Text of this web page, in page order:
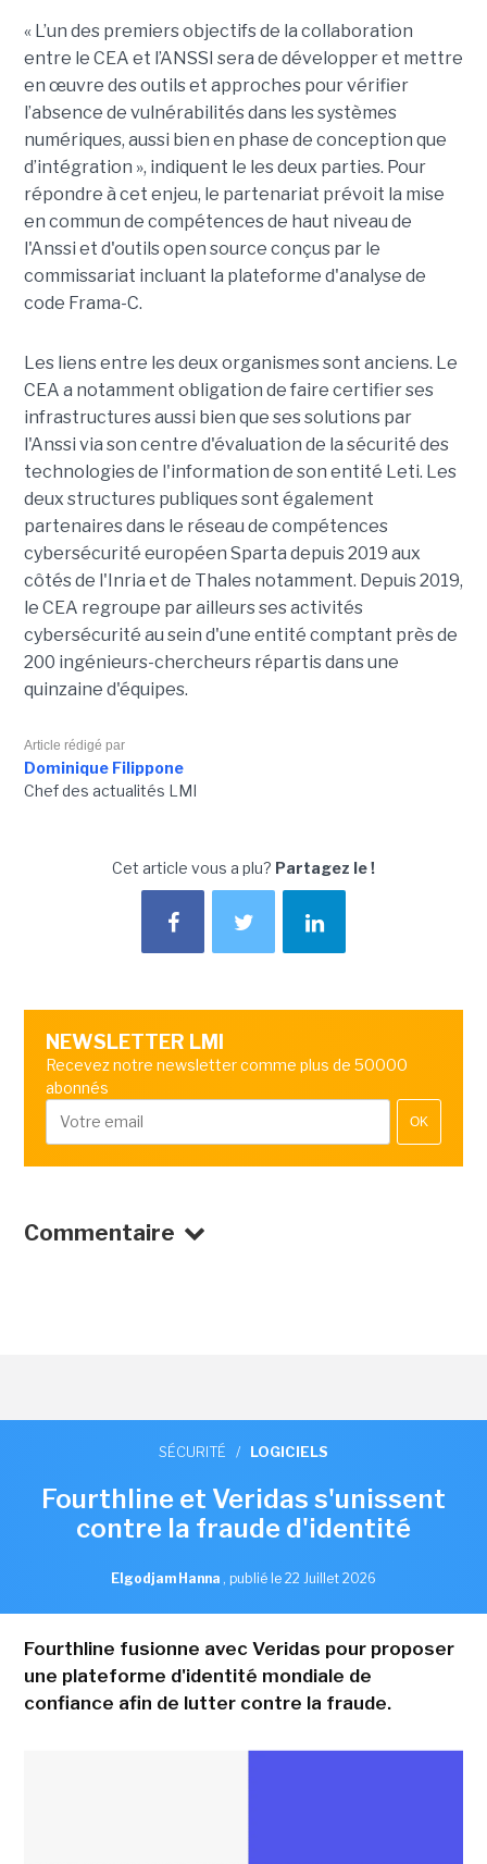
« L’un des premiers objectifs de la collaboration
entre le CEA et l’ANSSI sera de développer et mettre
en œuvre des outils et approches pour vérifier
l’absence de vulnérabilités dans les systèmes
numériques, aussi bien en phase de conception que
d’intégration », indiquent le les deux parties. Pour
répondre à cet enjeu, le partenariat prévoit la mise
en commun de compétences de haut niveau de
l'Anssi et d'outils open source conçus par le
commissariat incluant la plateforme d'analyse de
code Frama-C.
Les liens entre les deux organismes sont anciens. Le
CEA a notamment obligation de faire certifier ses
infrastructures aussi bien que ses solutions par
l'Anssi via son centre d'évaluation de la sécurité des
technologies de l'information de son entité Leti. Les
deux structures publiques sont également
partenaires dans le réseau de compétences
cybersécurité européen Sparta depuis 2019 aux
côtés de l'Inria et de Thales notamment. Depuis 2019,
le CEA regroupe par ailleurs ses activités
cybersécurité au sein d'une entité comptant près de
200 ingénieurs-chercheurs répartis dans une
quinzaine d'équipes.
Article rédigé par
Dominique Filippone
Chef des actualités LMI
Cet article vous a plu? Partagez le !
NEWSLETTER LMI
Recevez notre newsletter comme plus de 50000
abonnés
OK
Commentaire
SÉCURITÉ / LOGICIELS
Fourthline et Veridas s'unissent
contre la fraude d'identité
Elgodjam Hanna , publié le 22 Juillet 2026
Fourthline fusionne avec Veridas pour proposer
une plateforme d'identité mondiale de
confiance afin de lutter contre la fraude.